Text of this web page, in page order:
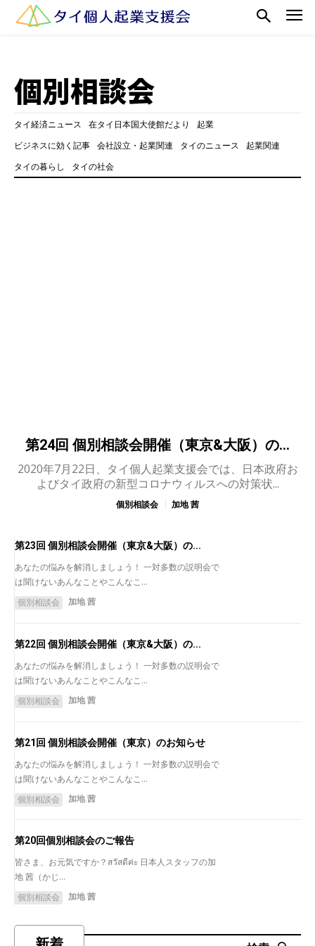
個別相談会
タイ経済ニュース 在タイ日本国大使館だより
起業
ビジネスに効く記事
会社設立・起業関連 タイのニュース
起業関連
タイの暮らし
タイの社会
第24回 個別相談会開催（東京&大阪）の...
2020年7月22日、タイ個人起業支援会では、日本政府お
よびタイ政府の新型コロナウィルスへの対策状...
個別相談会 加地 茜
第23回 個別相談会開催（東京&大阪）の...
あなたの悩みを解消しましょう！ 一対多数の説明会で
は聞けないあんなことやこんなこ...
個別相談会
加地 茜
第22回 個別相談会開催（東京&大阪）の...
あなたの悩みを解消しましょう！ 一対多数の説明会で
は聞けないあんなことやこんなこ...
個別相談会
加地 茜
第21回 個別相談会開催（東京）のお知らせ
あなたの悩みを解消しましょう！ 一対多数の説明会で
は聞けないあんなことやこんなこ...
個別相談会
加地 茜
第20回個別相談会のご報告
皆さま、お元気ですか？สวัสดีค่ะ 日本人スタッフの加
地 茜（かじ...
個別相談会
加地 茜